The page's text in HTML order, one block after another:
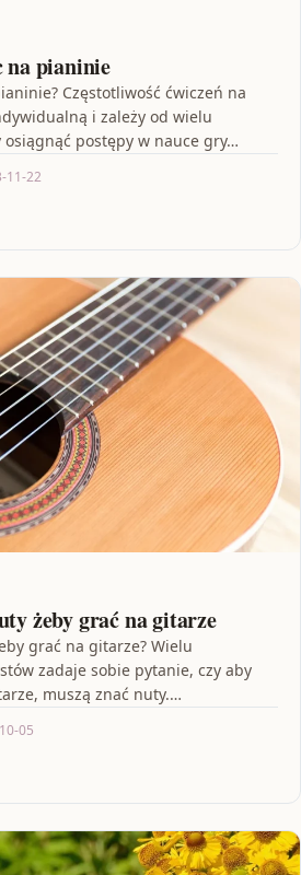
na pianinie
Częstotliwość ćwiczeń na
i zależy od wielu
osiągnąć postępy w nauce gry…
11-22
żeby grać na gitarze
grać na gitarze? Wielu
zadaje sobie pytanie, czy aby
muszą znać nuty.…
05